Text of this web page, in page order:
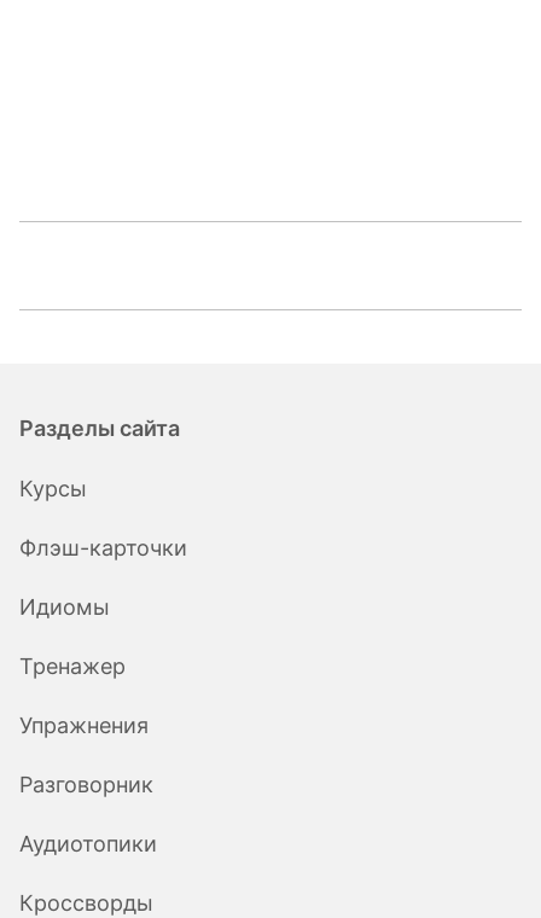
Разделы сайта
Курсы
Флэш-карточки
Идиомы
Тренажер
Упражнения
Разговорник
Аудиотопики
Кроссворды